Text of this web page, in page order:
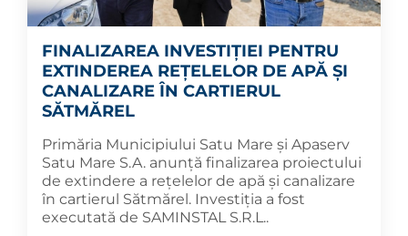
FINALIZAREA INVESTIȚIEI PENTRU
EXTINDEREA REȚELELOR DE APĂ ȘI
CANALIZARE ÎN CARTIERUL
SĂTMĂREL
Primăria Municipiului Satu Mare și Apaserv
Satu Mare S.A. anunță finalizarea proiectului
de extindere a rețelelor de apă și canalizare
în cartierul Sătmărel. Investiția a fost
executată de SAMINSTAL S.R.L..